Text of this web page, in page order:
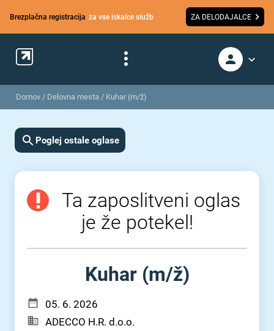
Brezplačna registracija za vse iskalce služb ZA DELODAJALCE
Domov / Delovna mesta / Kuhar (m/ž)
Poglej ostale oglase
Ta zaposlitveni oglas
je že potekel!
Kuhar (m⁠/⁠ž)
05. 6. 2026
ADECCO H.R. d.o.o.